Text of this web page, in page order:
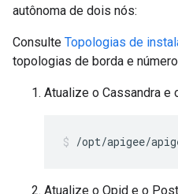
autônoma de dois nós:
Consulte Topologias de
topologias de borda e
Atualize o Cassandra e
/opt/apigee/
Atualize o Qpid e o